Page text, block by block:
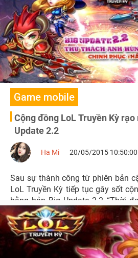
Game mobile
Cộng đồng LoL Truyền Kỳ
Update 2.2
Ha Mi 20/05/2015 10:50:00
Sau sự thành công từ phiên bản
LoL Truyền Kỳ tiếp tục gây sốt
bằng bản Big Update 2.2 “Thời
tính năng đặc sắc, mới mẻ được